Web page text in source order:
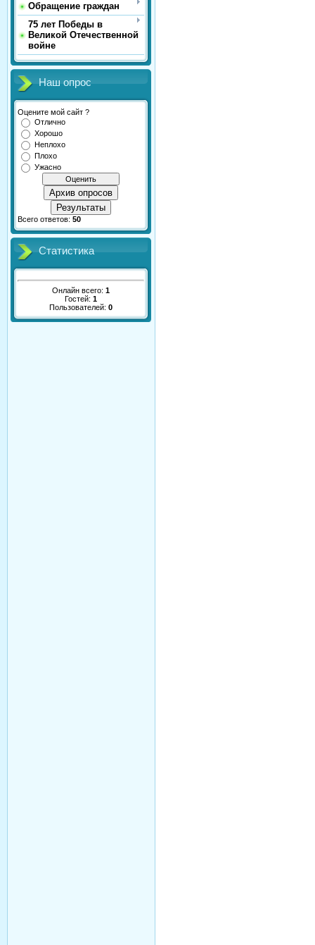
Обращение граждан
75 лет Победы в
Великой Отечественной
войне
Наш опрос
Оцените мой сайт ?
Отлично
Хорошо
Неплохо
Плохо
Ужасно
Архив опросов
Результаты
Всего ответов: 50
Статистика
Онлайн всего: 1
Гостей: 1
Пользователей: 0